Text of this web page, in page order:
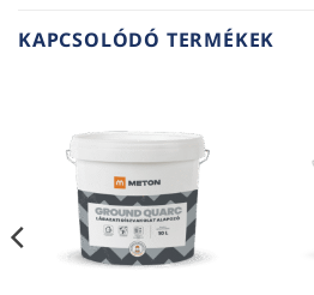
KAPCSOLÓDÓ TERMÉKEK